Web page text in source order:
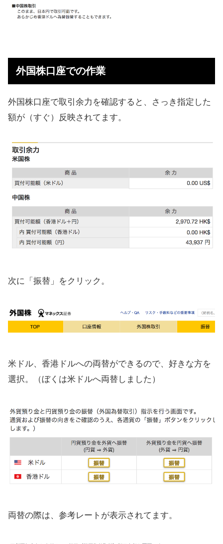
外国株口座での作業
外国株口座で取引余力を確認すると、さっき指定した
額が（すぐ）反映されてます。
次に「振替」をクリック。
米ドル、香港ドルへの両替ができるので、好きな方を
選択。（ぼくは米ドルへ両替しました）
両替の際は、参考レートが表示されてます。